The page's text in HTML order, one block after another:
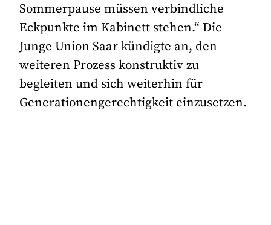
Sommerpause müssen verbindliche
Eckpunkte im Kabinett stehen.“ Die
Junge Union Saar kündigte an, den
weiteren Prozess konstruktiv zu
begleiten und sich weiterhin für
Generationengerechtigkeit einzusetzen.